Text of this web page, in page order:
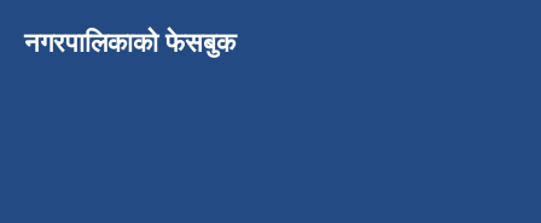
नगरपालिकाको फेसबुक